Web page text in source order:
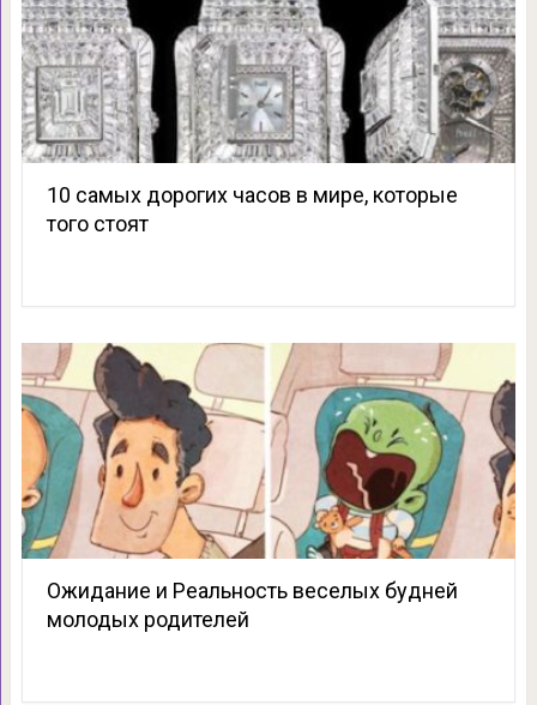
10 самых дорогих часов в мире, которые
того стоят
Ожидание и Реальность веселых будней
молодых родителей